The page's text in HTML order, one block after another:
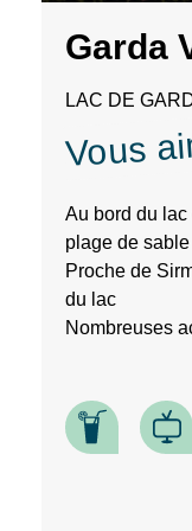
Garda
LAC DE
Vous
Au bord du
plage de sable
Proche de
du lac
Nombreuses
renseignant
votre
email
acceptez
la
newsletter
de
VTF.
Vous
tout